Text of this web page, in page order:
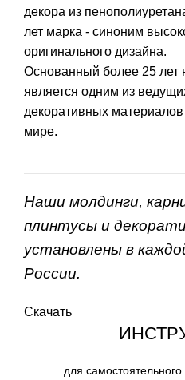
декора из
лет марка - синоним
оригинального дизайна.
Основанный более 25 лет
является одним из
декоративных
мире.
Наши молдинги,
плинтусы и
установлены в
России.
Скачать
для